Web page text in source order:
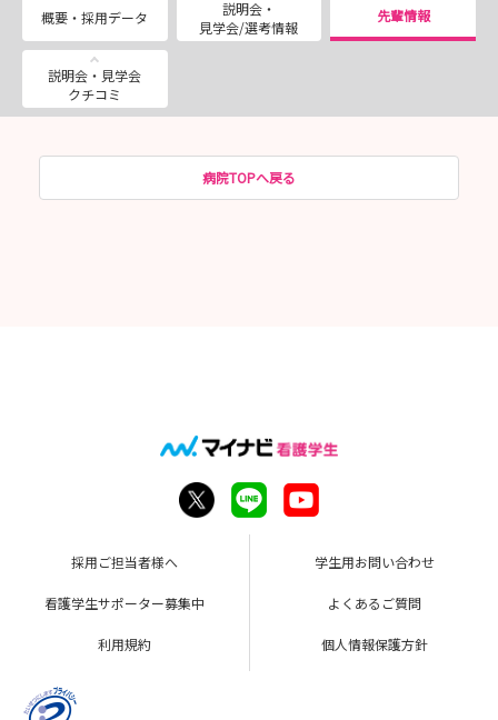
概要・採用データ
説明会・
見学会/選考情報
先輩情報
説明会・見学会
クチコミ
病院TOPへ戻る
採用ご担当者様へ 学生用お問い合わせ
看護学生サポーター募集中 よくあるご質問
利用規約 個人情報保護方針